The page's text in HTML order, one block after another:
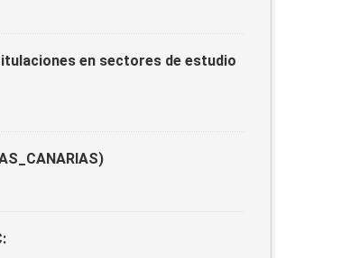
en sectores de estudio